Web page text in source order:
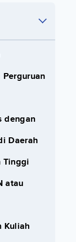
dengan
Daerah
Tinggi
atau
Kuliah